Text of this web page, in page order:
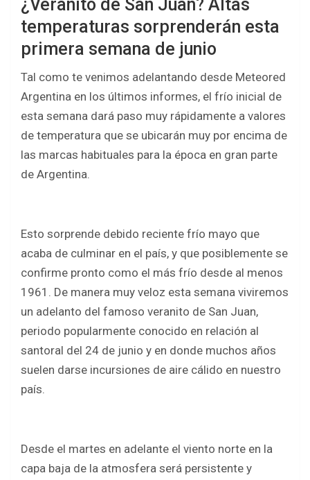
¿Veranito de San Juan? Altas
temperaturas sorprenderán esta
primera semana de junio
Tal como te venimos adelantando desde Meteored
Argentina en los últimos informes, el frío inicial de
esta semana dará paso muy rápidamente a valores
de temperatura que se ubicarán muy por encima de
las marcas habituales para la época en gran parte
de Argentina.
Esto sorprende debido reciente frío mayo que
acaba de culminar en el país, y que posiblemente se
confirme pronto como el más frío desde al menos
1961. De manera muy veloz esta semana viviremos
un adelanto del famoso veranito de San Juan,
periodo popularmente conocido en relación al
santoral del 24 de junio y en donde muchos años
suelen darse incursiones de aire cálido en nuestro
país.
Desde el martes en adelante el viento norte en la
capa baja de la atmosfera será persistente y